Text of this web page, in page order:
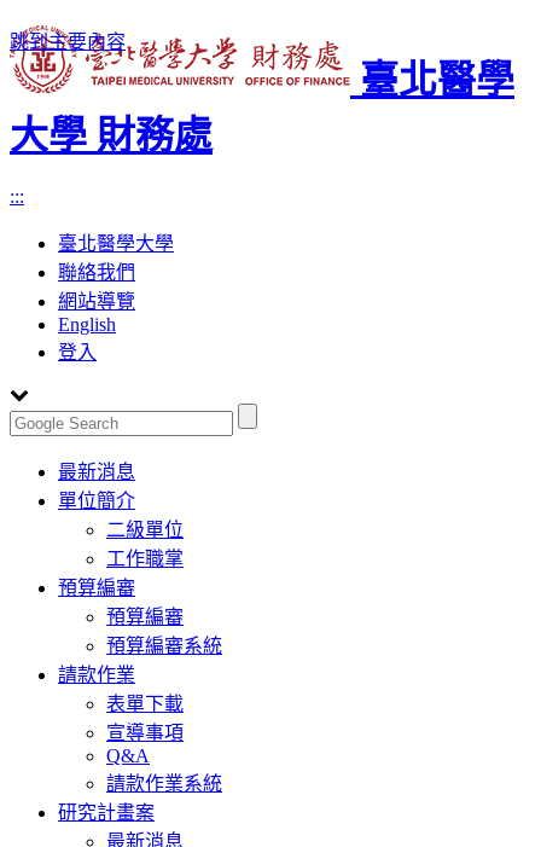
跳到主要內容
臺北醫學
大學 財務處
:::
臺北醫學大學
聯絡我們
網站導覽
English
登入
Toggle
navigation
最新消息
單位簡介
二級單位
工作職掌
預算編審
預算編審
預算編審系統
請款作業
表單下載
宣導事項
Q&A
請款作業系統
研究計畫案
最新消息